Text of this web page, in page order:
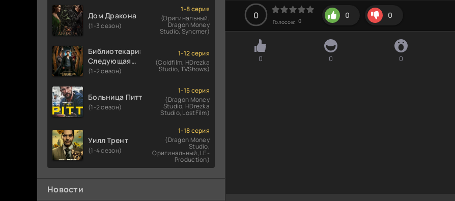
Дом Дракона
(1-3 сезон)
1-8 серия
(Оригинальный,
Dragon Money
Studio, Syncmer)
Библиотекари:
Следующая
глава
(1-2 сезон)
1-12 серия
(Coldfilm, HDrezka
Studio, TVShows)
Больница Питт
(1-2 сезон)
1-15 серия
(Dragon Money
Studio, HDrezka
Studio, LostFilm)
Уилл Трент
(1-4 сезон)
1-18 серия
(Dragon Money
Studio,
Оригинальный, LE-
Production)
Новости
0
Голосов: 0
0 0
0 0 0